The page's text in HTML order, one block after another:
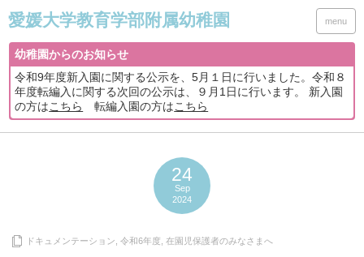
menu
幼稚園からのお知らせ
令和9年度新入園に関する公示を、5月１日に行いました。令和８
年度転編入に関する次回の公示は、９月1日に行います。 新入園
の方はこちら 転編入園の方はこちら
24
Sep
2024
ドキュメンテーション 令和6年度 在園児保護者のみなさまへ